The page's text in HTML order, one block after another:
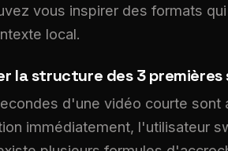
vous inspirer des formats
local.
la structure des 3 premières
d'une vidéo courte sont
immédiatement, l'utilisateur